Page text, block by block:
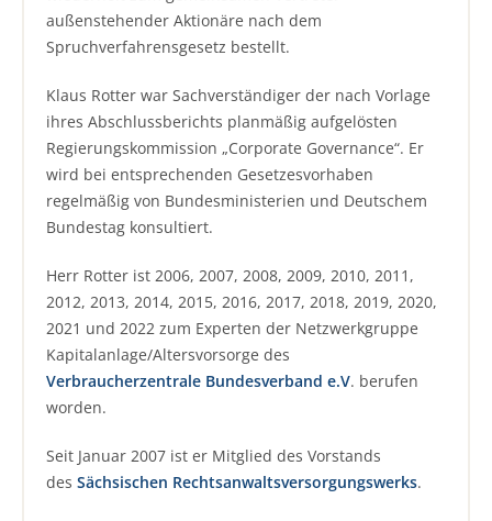
außenstehender Aktionäre nach dem
Spruchverfahrensgesetz bestellt.
Klaus Rotter war Sachverständiger der nach Vorlage
ihres Abschlussberichts planmäßig aufgelösten
Regierungskommission „Corporate Governance“. Er
wird bei entsprechenden Gesetzesvorhaben
regelmäßig von Bundesministerien und Deutschem
Bundestag konsultiert.
Herr Rotter ist 2006, 2007, 2008, 2009, 2010, 2011,
2012, 2013, 2014, 2015, 2016, 2017, 2018, 2019, 2020,
2021 und 2022 zum Experten der Netzwerkgruppe
Kapitalanlage/Altersvorsorge des
Verbraucherzentrale Bundesverband e.V. berufen
worden.
Seit Januar 2007 ist er Mitglied des Vorstands
des Sächsischen Rechtsanwaltsversorgungswerks.